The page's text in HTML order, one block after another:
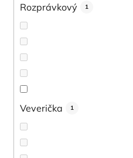
Rozprávkový 1
Veverička 1